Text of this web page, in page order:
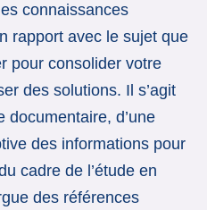
connaissances
rapport avec le sujet que
pour consolider votre
des solutions. Il s’agit
documentaire, d’une
des informations pour
cadre de l’étude en
des références